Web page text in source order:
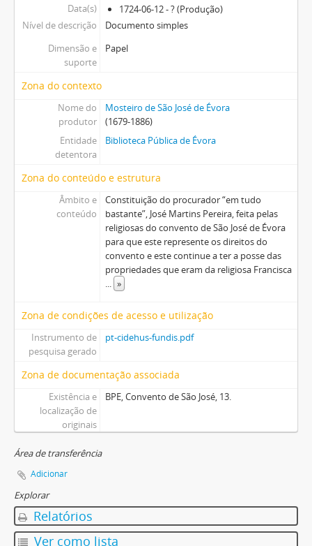
Data(s)
1724-06-12 - ? (Produção)
Nível de descrição
Documento simples
Dimensão e
suporte
Papel
Zona do contexto
Nome do
produtor
Mosteiro de São José de Évora
(1679-1886)
Entidade
detentora
Biblioteca Pública de Évora
Zona do conteúdo e estrutura
Âmbito e
conteúdo
Constituição do procurador “em tudo
bastante”, José Martins Pereira, feita pelas
religiosas do convento de São José de Évora
para que este represente os direitos do
convento e este continue a ter a posse das
propriedades que eram da religiosa Francisca
... »
Zona de condições de acesso e utilização
Instrumento de
pesquisa gerado
pt-cidehus-fundis.pdf
Zona de documentação associada
Existência e
localização de
originais
BPE, Convento de São José, 13.
Área de transferência
Adicionar
Explorar
Relatórios
Ver como lista